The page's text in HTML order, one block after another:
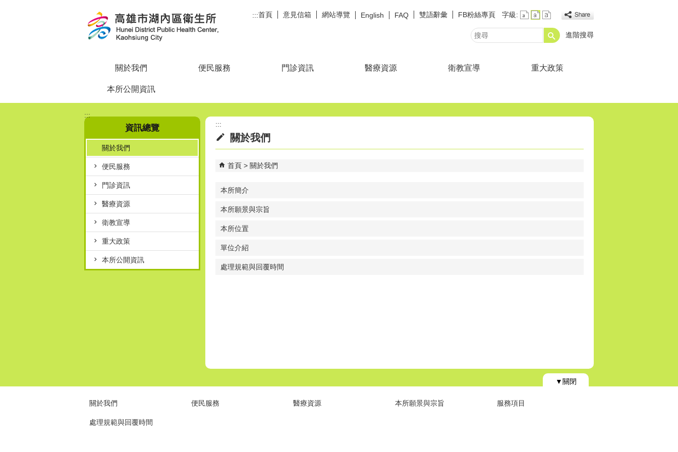
:::首頁 意見信箱 網站導覽 English FAQ 雙語辭彙 FB粉絲專頁 字級:
搜
進階搜尋
關於我們 便民服務 門診資訊 醫療資源 衛教宣導 重大政策
本所公開資訊
:::
資訊總覽
關於我們
便民服務
門診資訊
醫療資源
衛教宣導
重大政策
本所公開資訊
:::
關於我們
首頁 關於我們
本所簡介
本所願景與宗旨
本所位置
單位介紹
處理規範與回覆時間
▼關閉
關於我們
處理規範與回覆時間
便民服務 醫療資源 本所願景與宗旨 服務項目